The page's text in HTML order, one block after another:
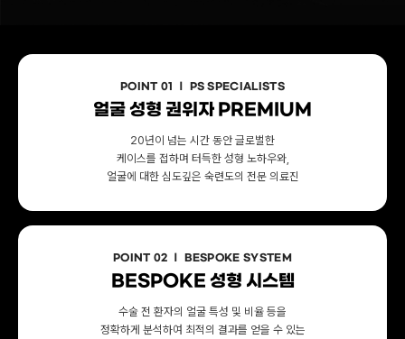
POINT 01 ㅣ PS SPECIALISTS
얼굴 성형 권위자 PREMIUM
20년이 넘는 시간 동안 글로벌한
케이스를 접하며 터득한 성형 노하우와,
얼굴에 대한 심도깊은 숙련도의 전문 의료진
POINT 02 ㅣ BESPOKE SYSTEM
BESPOKE 성형 시스템
수술 전 환자의 얼굴 특성 및 비율 등을
정확하게 분석하여 최적의 결과를 얻을 수 있는